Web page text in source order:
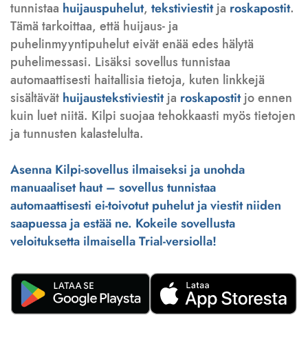
tunnistaa huijauspuhelut, tekstiviestitja roskapostit.
Tämä tarkoittaa, että huijaus- ja
puhelinmyyntipuhelut eivät enää edes hälytä
puhelimessasi. Lisäksi sovellus tunnistaa
automaattisesti haitallisia tietoja, kuten linkkejä
sisältävät huijaustekstiviestitja roskapostitjo ennen
kuin luet niitä. Kilpi suojaa tehokkaasti myös tietojen
ja tunnusten kalastelulta.
Asenna Kilpi-sovellus ilmaiseksi ja unohda
manuaaliset haut – sovellus tunnistaa
automaattisesti ei-toivotut puhelut ja viestit niiden
saapuessa ja estää ne. Kokeile sovellusta
veloituksetta ilmaisella Trial-versiolla!